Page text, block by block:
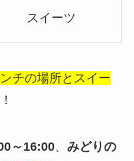
スイーツ
チの場所とスイー
～16:00、 みどりの